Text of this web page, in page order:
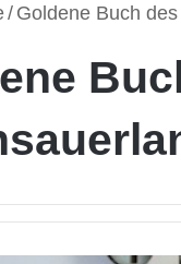
/ Goldene Buch